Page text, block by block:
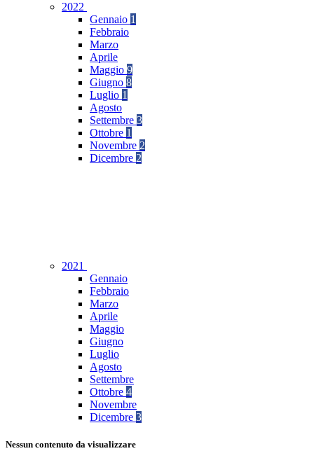
2022
Gennaio 1
Febbraio
Marzo
Aprile
Maggio 9
Giugno 8
Luglio 1
Agosto
Settembre 3
Ottobre 1
Novembre 2
Dicembre 2
2021
Gennaio
Febbraio
Marzo
Aprile
Maggio
Giugno
Luglio
Agosto
Settembre
Ottobre 4
Novembre
Dicembre 3
Nessun contenuto da visualizzare